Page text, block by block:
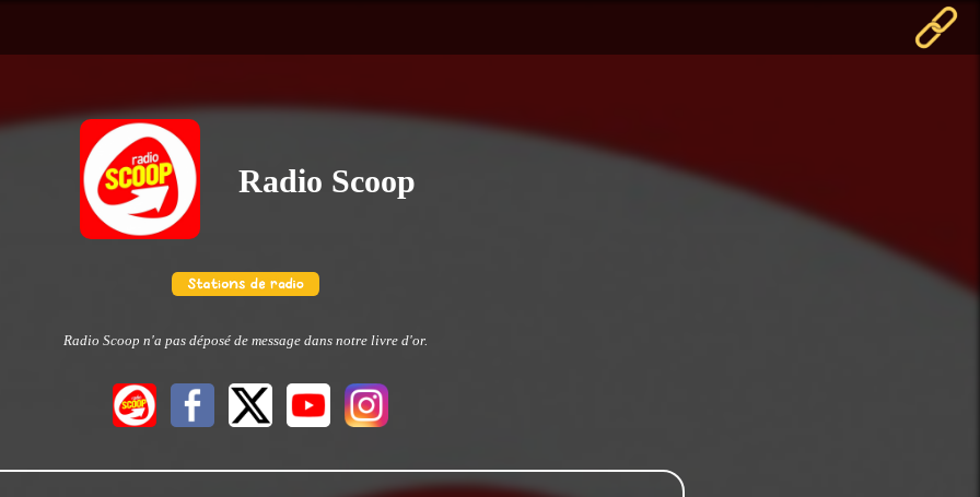
Radio Scoop
Radio Scoop n'a pas déposé de message dans notre livre d'or.